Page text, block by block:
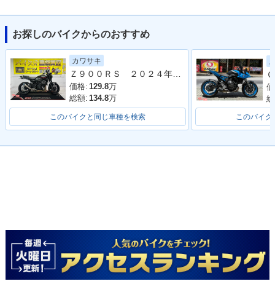
お探しのバイクからのおすすめ
カワサキ
Ｚ９００ＲＳ ２０２４年モデル 社外フルエキマフラー フェンダーレス ラジエーターカバー タンデムバー シート カスタム多数
価格: 129.8万
総額: 134.8万
このバイクと同じ車種を検索 このバイク